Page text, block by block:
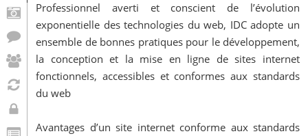
Informations
Professionnel averti et conscient de l’évolution
exponentielle des technologies du web, IDC adopte un
ensemble de bonnes pratiques pour le développement,
la conception et la mise en ligne de sites internet
fonctionnels, accessibles et conformes aux standards
du web
Avantages d’un site internet conforme aux standards